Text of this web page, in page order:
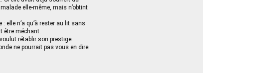
elle-même, mais n’obtint
elle n’a qu’à rester au lit sans
être méchant.
rétablir son prestige.
ne pourrait pas vous en dire